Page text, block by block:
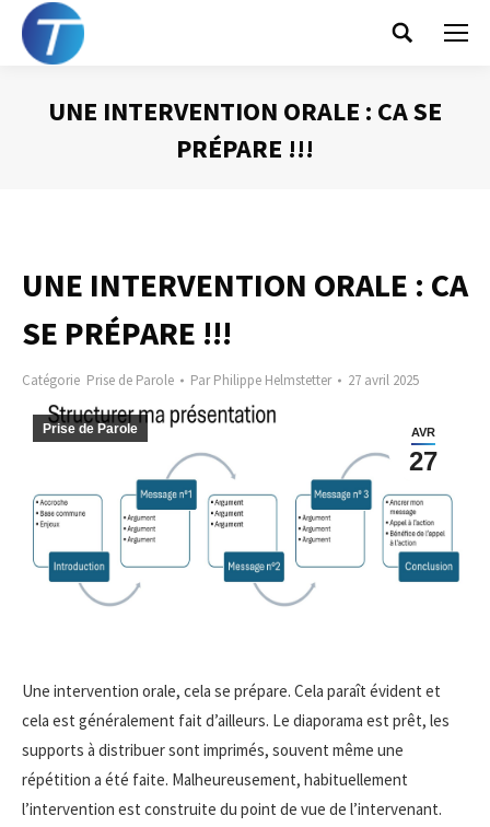
Search:
UNE INTERVENTION ORALE : CA SE
PRÉPARE !!!
UNE INTERVENTION ORALE : CA
SE PRÉPARE !!!
Catégorie Prise de Parole ParPhilippe Helmstetter 27 avril 2025
AVR
27
Prise de Parole
Une intervention orale, cela se prépare. Cela paraît évident et
cela est généralement fait d’ailleurs. Le diaporama est prêt, les
supports à distribuer sont imprimés, souvent même une
répétition a été faite. Malheureusement, habituellement
l’intervention est construite du point de vue de l’intervenant.